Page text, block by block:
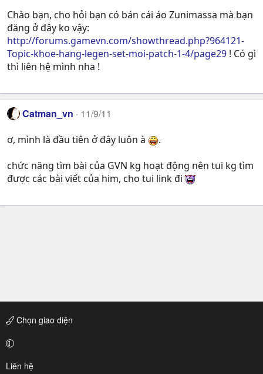
Chào bạn, cho hỏi bạn có bán cái áo Zunimassa mà bạn
đăng ở đây ko vậy:
http://forums.gamevn.com/showthread.php?964121-
Topic-khoe-hang-legen-set-moi-patch-1-4/page29 ! Có gì
thì liên hệ mình nha !
Catman_vn 11/9/11
ơ, mình là đầu tiên ở đây luôn à
.
chức năng tìm bài của GVN kg hoạt động nên tui kg tìm
được các bài viết của him, cho tui link đi
Chọn giao diện
Liên hệ